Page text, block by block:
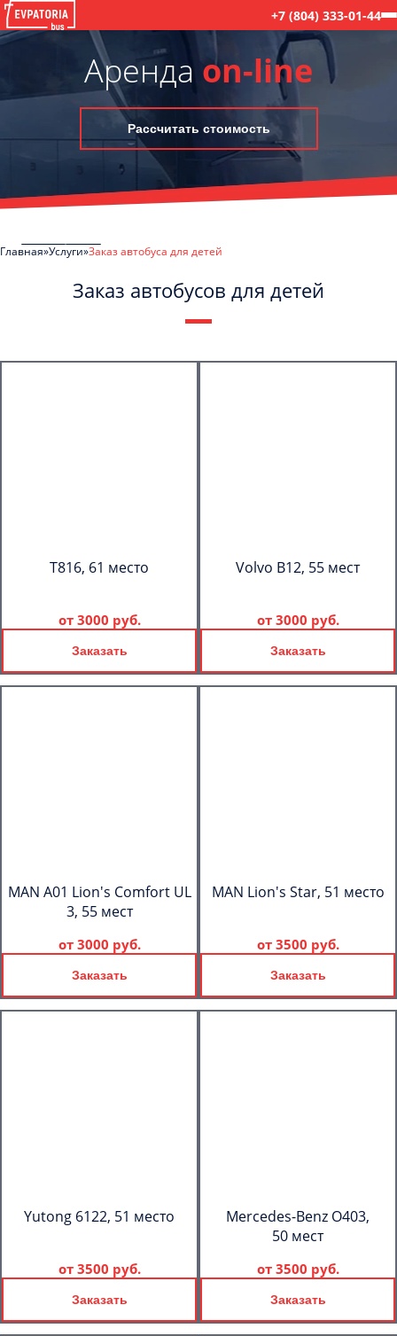
+7 (804) 333-01-44
Аренда on-line
Рассчитать стоимость
Главная Услуги Заказ автобуса для детей
Заказ автобусов для детей
T816, 61 место
от 3000 руб.
Заказать
Volvo B12, 55 мест
от 3000 руб.
Заказать
MAN A01 Lion's Comfort UL
3, 55 мест
от 3000 руб.
Заказать
MAN Lion's Star, 51 место
от 3500 руб.
Заказать
Yutong 6122, 51 место
от 3500 руб.
Заказать
Mercedes-Benz О403,
50 мест
от 3500 руб.
Заказать
обработку моих Персональных данных